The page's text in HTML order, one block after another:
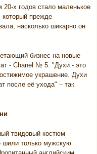
х годов стало маленькое
прежде
насколько шикарно он
бизнес на новые
- Chanel № 5. "Духи - это
украшение. Духи
после её ухода" – так
твидовый костюм –
шили только мужскую